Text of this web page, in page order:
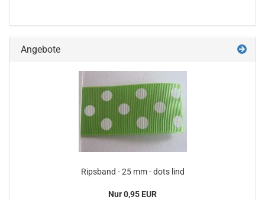
Angebote
Ripsband - 25 mm - dots lind
Nur 0,95 EUR